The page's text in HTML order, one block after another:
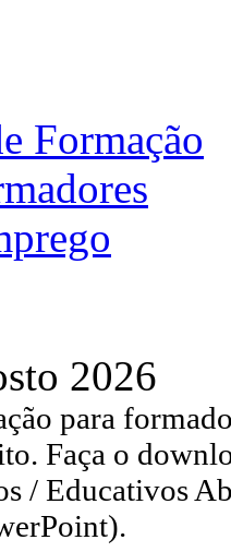
Formação
2026
para
Faça o
/ Educativos